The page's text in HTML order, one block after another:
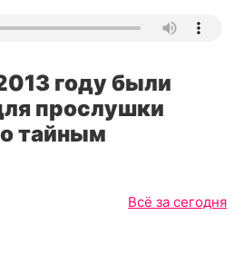
году были
прослушки
тайным
Всё за сегодня